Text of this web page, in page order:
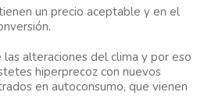
un precio aceptable y en el
alteraciones del clima y por eso
hiperprecoz con nuevos
en autoconsumo, que vienen